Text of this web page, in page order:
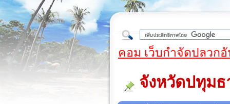
คอม เว็บกำจัดปลวก
จังหวัดปทุมธ